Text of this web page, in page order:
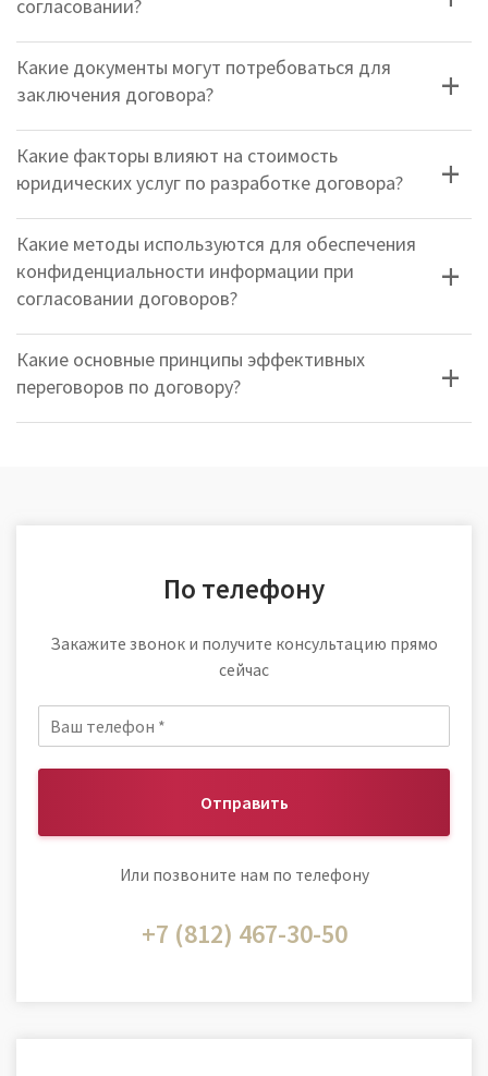
согласовании?
Какие документы могут потребоваться для
заключения договора?
Какие факторы влияют на стоимость
юридических услуг по разработке договора?
Какие методы используются для обеспечения
конфиденциальности информации при
согласовании договоров?
Какие основные принципы эффективных
переговоров по договору?
По телефону
Закажите звонок и получите консультацию прямо
сейчас
Отправить
Или позвоните нам по телефону
+7 (812) 467-30-50